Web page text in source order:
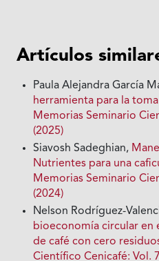
Artículos
Paula Alejandra García
herramienta para la
Memorias Seminario
(2025)
Siavosh Sadeghian,
Nutrientes para una
Memorias Seminario
(2024)
Nelson Rodríguez-
bioeconomía circular en
de café con cero
Científico Cenicafé: Vol.